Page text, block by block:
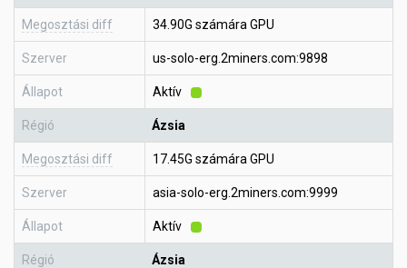
Megosztási diff 34.90G számára GPU
Szerver us-solo-erg.2miners.com:9898
Állapot Aktív
Régió Ázsia
Megosztási diff 17.45G számára GPU
Szerver asia-solo-erg.2miners.com:9999
Állapot Aktív
Régió Ázsia